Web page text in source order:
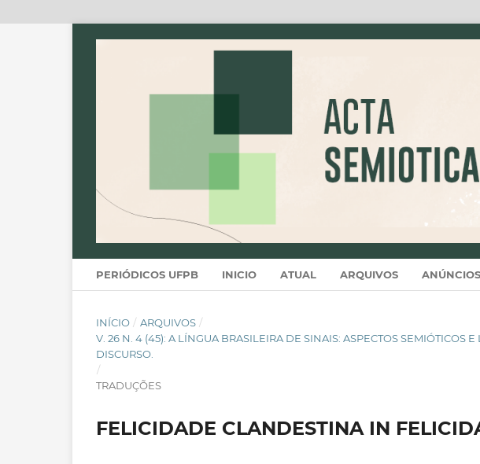
PERIÓDICOS UFPB INICIO ATUAL ARQUIVOS ANÚNCIOS
INÍCIO / ARQUIVOS /
V. 26 N. 4 (45): A LÍNGUA BRASILEIRA DE SINAIS: ASPECTOS SEMIÓTICOS
DISCURSO.
/
TRADUÇÕES
FELICIDADE CLANDESTINA IN